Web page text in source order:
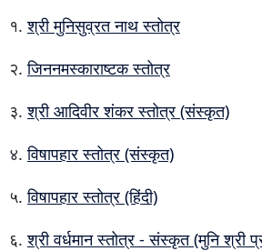
श्री मुनिसुव्रत नाथ स्तोत्र
जिननमस्काराष्टक स्तोत्र
श्री आदिवीर शंकर स्तोत्र (संस्कृत)
विषापहार स्तोत्र (संस्कृत)
विषापहार स्तोत्र (हिंदी)
श्री वर्धमान स्तोत्र - संस्कृत (मुनि श्री